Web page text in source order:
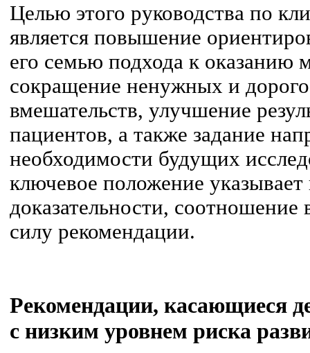
Целью этого руководства по
является повышение
его семью подхода к
сокращение ненужных и
вмешательств, улучшение
пациентов, а также задание
необходимости будущих
ключевое положение указывает
доказательности, соотношение
силу рекомендации.
Рекомендации, касающиеся
с низким уровнем риска